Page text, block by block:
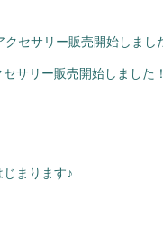
サリー販売開始しました！
まります♪